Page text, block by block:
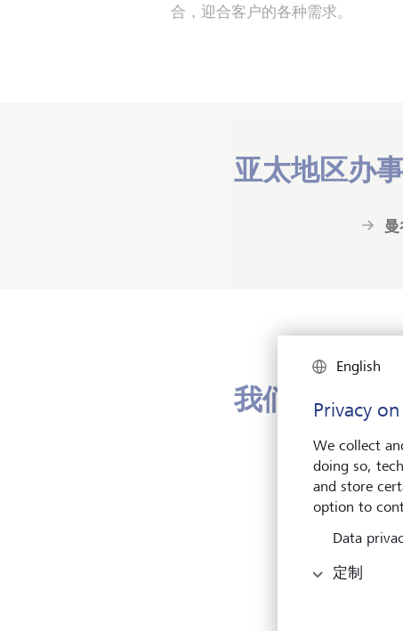
合，迎合客户的各种需求。
亚太地区办
曼
我们 的管理层
以价
架构
可靠
English
Privacy
We collect
doing so,
and store
option to
Data
定制